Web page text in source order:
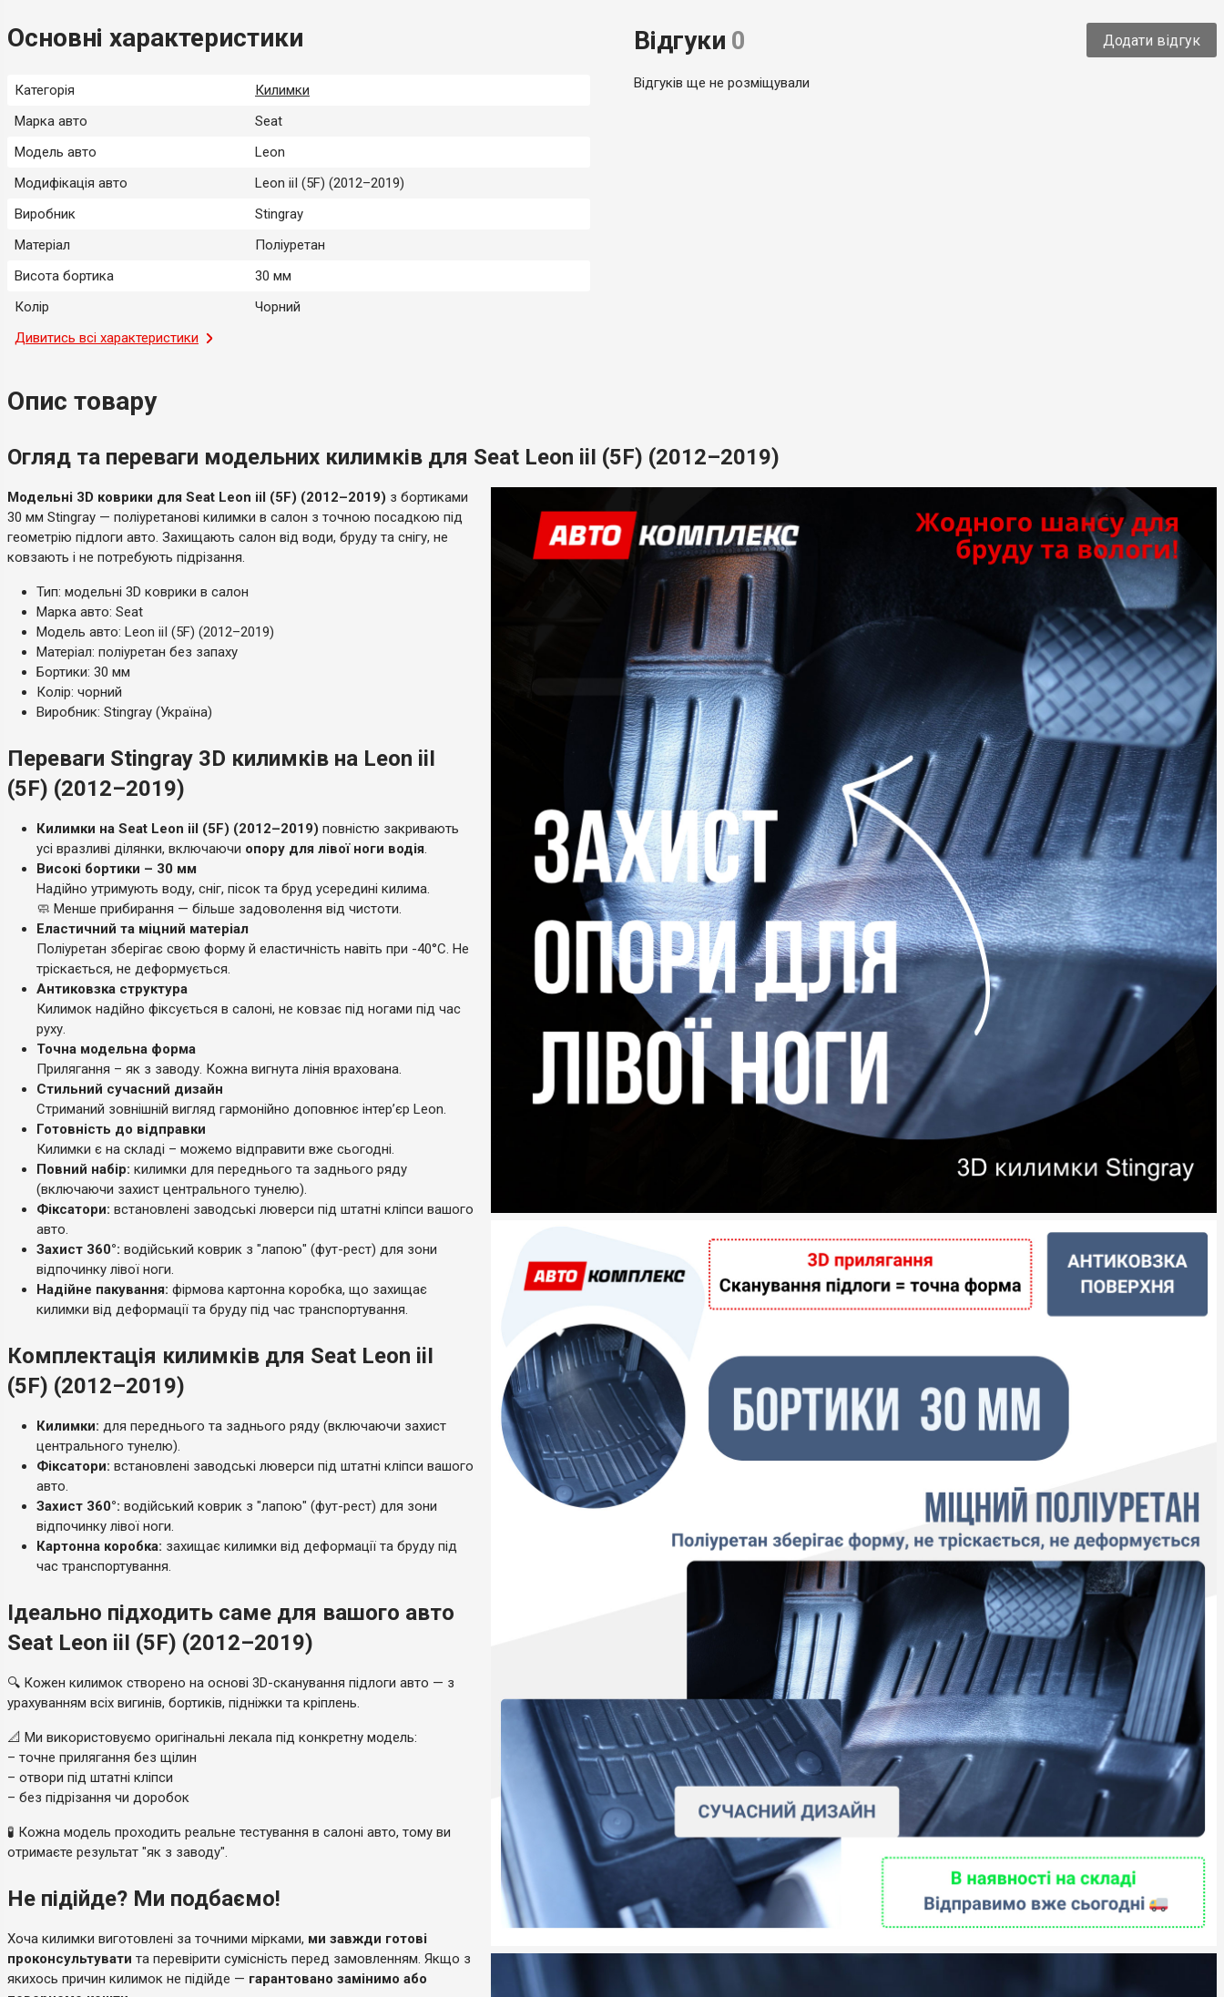
Основні характеристики
Категорія
Килимки
Марка авто
Seat
Модель авто
Leon
Модифікація авто
Leon iiI (5F) (2012–2019)
Виробник
Stingray
Матеріал
Поліуретан
Висота бортика
30 мм
Колір
Чорний
Місце застосування
Країна-виробник
Дивитись всі характеристики
Відгуки 0 Додати відгук
Відгуків ще не розміщували
Опис товару
Огляд та переваги модельних килимків для Seat Leon iiI (5F) (2012–2019)
Модельні 3D коврики для Seat Leon iiI (5F) (2012–2019) з бортиками
30 мм Stingray — поліуретанові килимки в салон з точною посадкою під
геометрію підлоги авто. Захищають салон від води, бруду та снігу, не
ковзають і не потребують підрізання.
Тип: модельні 3D коврики в салон
Марка авто: Seat
Модель авто: Leon iiI (5F) (2012–2019)
Матеріал: поліуретан без запаху
Бортики: 30 мм
Колір: чорний
Виробник: Stingray (Україна)
Переваги Stingray 3D килимків на Leon iiI
(5F) (2012–2019)
Килимки на Seat Leon iiI (5F) (2012–2019) повністю закривають
усі вразливі ділянки, включаючи опору для лівої ноги водія.
Високі бортики – 30 мм
Надійно утримують воду, сніг, пісок та бруд усередині килима.
🧼 Менше прибирання — більше задоволення від чистоти.
Еластичний та міцний матеріал
Поліуретан зберігає свою форму й еластичність навіть при -40°C. Не
тріскається, не деформується.
Антиковзка структура
Килимок надійно фіксується в салоні, не ковзає під ногами під час
руху.
Точна модельна форма
Прилягання – як з заводу. Кожна вигнута лінія врахована.
Стильний сучасний дизайн
Стриманий зовнішній вигляд гармонійно доповнює інтер’єр Leon.
Готовність до відправки
Килимки є на складі – можемо відправити вже сьогодні.
Повний набір: килимки для переднього та заднього ряду
(включаючи захист центрального тунелю).
Фіксатори: встановлені заводські люверси під штатні кліпси вашого
авто.
Захист 360°: водійський коврик з "лапою" (фут-рест) для зони
відпочинку лівої ноги.
Надійне пакування: фірмова картонна коробка, що захищає
килимки від деформації та бруду під час транспортування.
Комплектація килимків для Seat Leon iiI
(5F) (2012–2019)
Килимки: для переднього та заднього ряду (включаючи захист
центрального тунелю).
Фіксатори: встановлені заводські люверси під штатні кліпси вашого
авто.
Захист 360°: водійський коврик з "лапою" (фут-рест) для зони
відпочинку лівої ноги.
Картонна коробка: захищає килимки від деформації та бруду під
час транспортування.
Ідеально підходить саме для вашого авто
Seat Leon iiI (5F) (2012–2019)
🔍 Кожен килимок створено на основі 3D-сканування підлоги авто — з
урахуванням всіх вигинів, бортиків, підніжки та кріплень.
📐 Ми використовуємо оригінальні лекала під конкретну модель:
– точне прилягання без щілин
– отвори під штатні кліпси
– без підрізання чи доробок
🧪 Кожна модель проходить реальне тестування в салоні авто, тому ви
отримаєте результат "як з заводу".
Не підійде? Ми подбаємо!
Хоча килимки виготовлені за точними мірками, ми завжди готові
проконсультувати та перевірити сумісність перед замовленням. Якщо з
якихось причин килимок не підійде — гарантовано замінимо або